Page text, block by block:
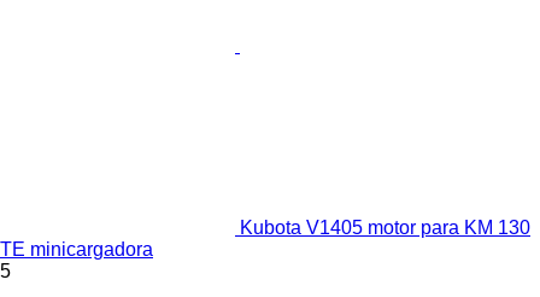
Kubota V1405 motor para KM 130
TE minicargadora
5